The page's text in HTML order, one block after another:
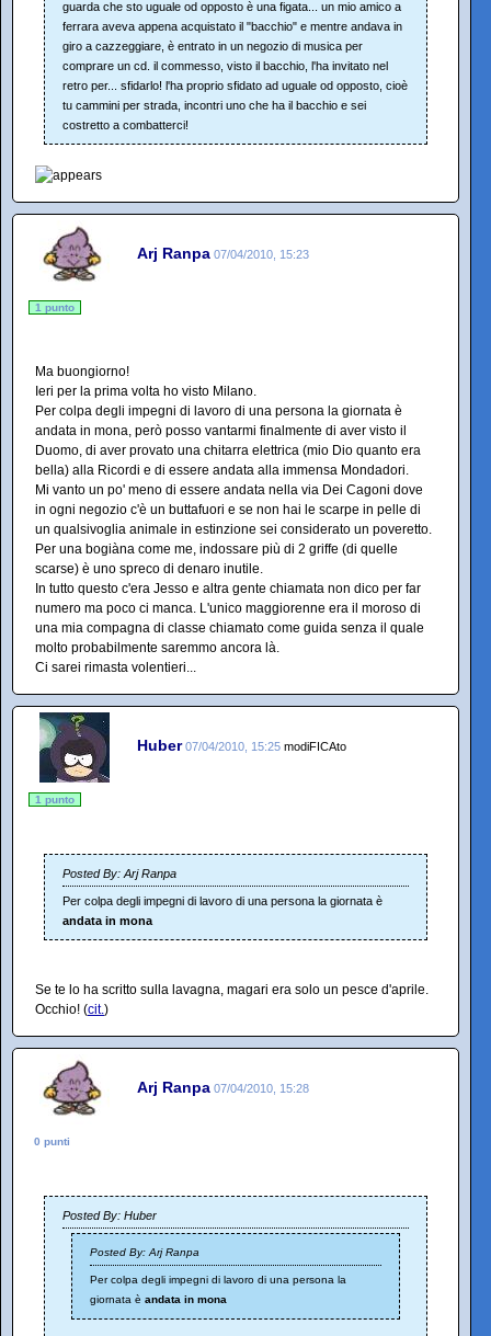
guarda che sto uguale od opposto è una figata... un mio amico a
ferrara aveva appena acquistato il "bacchio" e mentre andava in
giro a cazzeggiare, è entrato in un negozio di musica per
comprare un cd. il commesso, visto il bacchio, l'ha invitato nel
retro per... sfidarlo! l'ha proprio sfidato ad uguale od opposto, cioè
tu cammini per strada, incontri uno che ha il bacchio e sei
costretto a combatterci!
Arj Ranpa 07/04/2010, 15:23
1 punto
Ma buongiorno!
Ieri per la prima volta ho visto Milano.
Per colpa degli impegni di lavoro di una persona la giornata è
andata in mona, però posso vantarmi finalmente di aver visto il
Duomo, di aver provato una chitarra elettrica (mio Dio quanto era
bella) alla Ricordi e di essere andata alla immensa Mondadori.
Mi vanto un po' meno di essere andata nella via Dei Cagoni dove
in ogni negozio c'è un buttafuori e se non hai le scarpe in pelle di
un qualsivoglia animale in estinzione sei considerato un poveretto.
Per una bogiàna come me, indossare più di 2 griffe (di quelle
scarse) è uno spreco di denaro inutile.
In tutto questo c'era Jesso e altra gente chiamata non dico per far
numero ma poco ci manca. L'unico maggiorenne era il moroso di
una mia compagna di classe chiamato come guida senza il quale
molto probabilmente saremmo ancora là.
Ci sarei rimasta volentieri...
Huber 07/04/2010, 15:25 modiFICAto
1 punto
Posted By: Arj Ranpa
Per colpa degli impegni di lavoro di una persona la giornata è
andata in mona
Se te lo ha scritto sulla lavagna, magari era solo un pesce d'aprile.
Occhio! (cit.)
Arj Ranpa 07/04/2010, 15:28
0 punti
Posted By: Huber
Posted By: Arj Ranpa
Per colpa degli impegni di lavoro di una persona la
giornata è andata in mona